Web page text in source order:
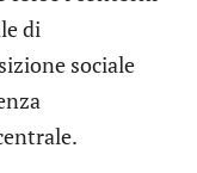
di
sociale